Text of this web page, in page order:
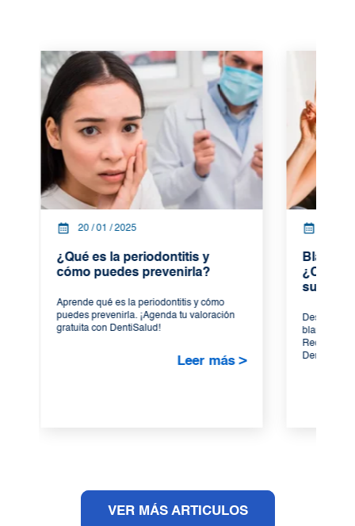
20 / 01 / 2025
¿Qué es la periodontitis y
cómo puedes prevenirla?
Aprende qué es la periodontitis y cómo
puedes prevenirla. ¡Agenda tu valoración
gratuita con DentiSalud!
Leer más >
¿Cómo
sus
Descubre
Recupera
VER MÁS ARTICULOS